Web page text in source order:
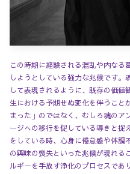
この時期に経験される混乱や内な
しようとしている強力な兆候です。
して表現されるように、既存の価値
生における予期せぬ変化を伴うこと
まった」のではなく、むしろ魂のア
ージへの移行を促している導きと捉
をしている時、心身に倦怠感や体調
の興味の喪失といった兆候が現れる
ルギーを手放す浄化のプロセスであ